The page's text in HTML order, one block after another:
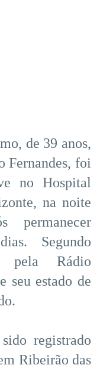
de 39 anos,
Fernandes, foi
no Hospital
na noite
permanecer
Segundo
pela Rádio
seu estado de
registrado
Ribeirão das